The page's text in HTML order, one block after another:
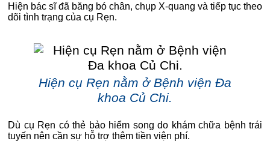
Hiện bác sĩ đã băng bó chân, chụp X-quang và tiếp tục theo
dõi tình trạng của cụ Rẹn.
Hiện cụ Rẹn nằm ở Bệnh viện Đa
khoa Củ Chi.
Dù cụ Rẹn có thẻ bảo hiểm song do khám chữa bệnh trái
tuyến nên cần sự hỗ trợ thêm tiền viện phí.